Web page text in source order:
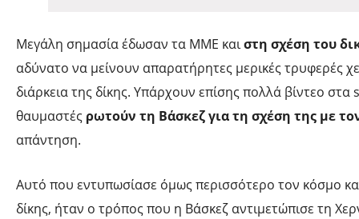
Μεγάλη σημασία έδωσαν τα ΜΜΕ καιστη σχέση του
αδύνατο να μείνουν απαρατήρητες μερικές τρυφερές
διάρκεια της δίκης. Υπάρχουν επίσης πολλά βίντεο
θαυμαστές ρωτούν τη Βάσκεζ για τη σχέση της με
απάντηση.
Αυτό που εντυπωσίασε όμως περισσότερο τον κόσμο
δίκης, ήταν ο τρόπος που η Βάσκεζ αντιμετώπισε τη